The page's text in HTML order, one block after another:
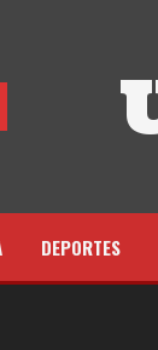
DEPORTES